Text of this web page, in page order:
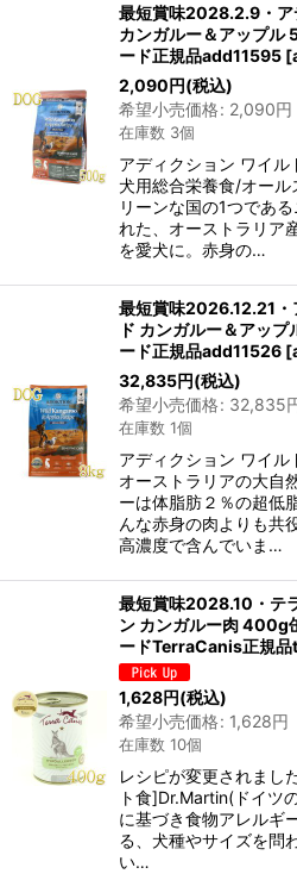
最短賞味2028.2.9・ア
カンガルー＆アップル
ード正規品add11595 [
2,090円(税込)
希望小売価格: 2,090円
在庫数 3個
アディクション ワイ
犬用総合栄養食/オール
リーンな国の1つであ
れた、オーストラリア
を愛犬に。赤身の…
最短賞味2026.12.21・
ド カンガルー＆アッ
ード正規品add11526 [
32,835円(税込)
希望小売価格: 32,835
在庫数 1個
アディクション ワイ
オーストラリアの大自
ーは体脂肪２％の超低
んな赤身の肉よりも共
高濃度で含んでいま…
最短賞味2028.10・テ
ン カンガルー肉 400g
ードTerraCanis正規
1,628円(税込)
希望小売価格: 1,628円
在庫数 10個
レシピが変更されまし
ト食]Dr.Martin(ドイツ
に基づき食物アレルギ
る、犬種やサイズを問
い…